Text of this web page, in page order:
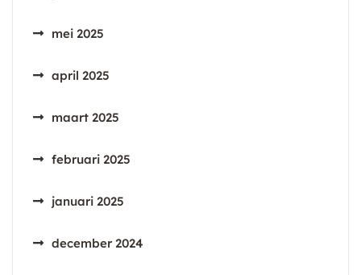
mei 2025
april 2025
maart 2025
februari 2025
januari 2025
december 2024